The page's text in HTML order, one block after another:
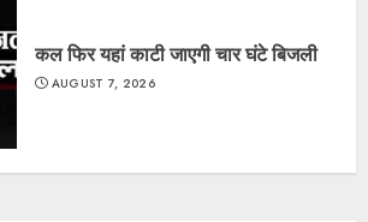
कल फिर यहां काटी जाएगी चार घंटे बिजली
AUGUST 7, 2026